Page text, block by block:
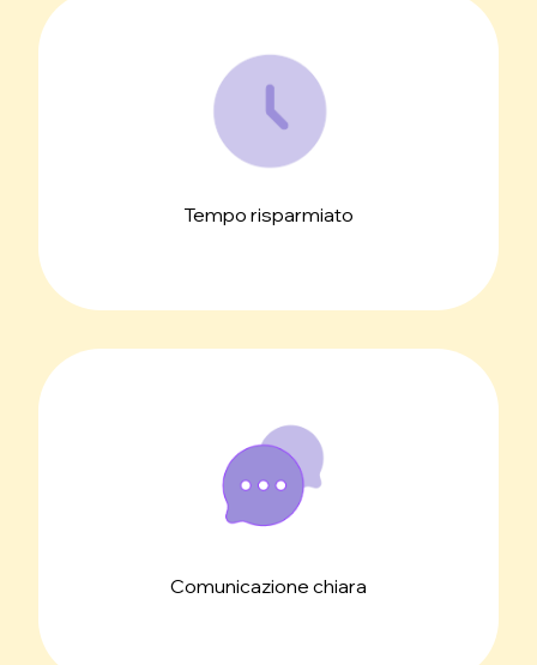
Tempo risparmiato
Comunicazione chiara